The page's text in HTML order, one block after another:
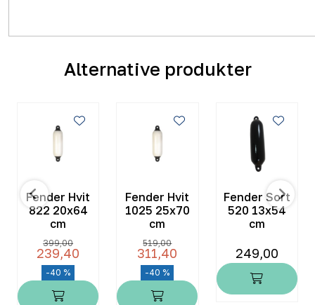
Alternative produkter
Fender Hvit
822 20x64
cm
399,00
239,40
-40 %
Fender Hvit
1025 25x70
cm
519,00
311,40
-40 %
Fender Sort
520 13x54
cm
249,00